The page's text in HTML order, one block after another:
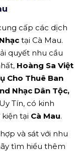
cấp các dịch
tại Cà Mau.
quyết nhu cầu
Hoàng Sa Việt
Cho Thuê Ban
Nhạc Dân Tộc,
Tín, có kinh
tại Cà Mau.
và sát với nhu
tìm hiểu thêm